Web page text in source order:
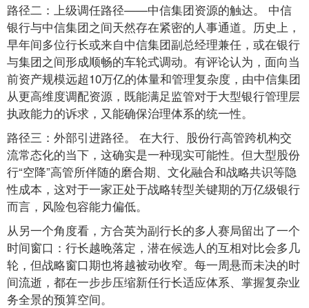
路径二：上级调任路径——中信集团资源的触达。 中信
银行与中信集团之间天然存在紧密的人事通道。历史上，
早年间多位行长或来自中信集团副总经理兼任，或在银行
与集团之间形成顺畅的车轮式调动。有评论认为，面向当
前资产规模远超10万亿的体量和管理复杂度，由中信集团
从更高维度调配资源，既能满足监管对于大型银行管理层
执政能力的诉求，又能确保治理体系的统一性。
路径三：外部引进路径。 在大行、股份行高管跨机构交
流常态化的当下，这确实是一种现实可能性。但大型股份
行“空降”高管所伴随的磨合期、文化融合和战略共识等隐
性成本，这对于一家正处于战略转型关键期的万亿级银行
而言，风险包容能力偏低。
从另一个角度看，方合英为副行长的多人赛局留出了一个
时间窗口：行长越晚落定，潜在候选人的互相对比会多几
轮，但战略窗口期也将越被动收窄。每一周悬而未决的时
间流逝，都在一步步压缩新任行长适应体系、掌握复杂业
务全景的预算空间。